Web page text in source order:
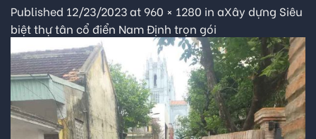
Published 12/23/2023at 960 × 1280 in aXây dựng Siêu
biệt thự tân cổ điển Nam Định trọn gói